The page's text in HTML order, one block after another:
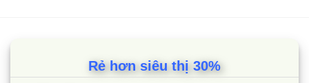
Rẻ hơn siêu thị 30%